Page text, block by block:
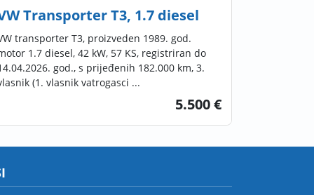
Transporter T3, 1.7 diesel
transporter T3, proizveden 1989. god.
1.7 diesel, 42 kW, 57 KS, registriran do
god., s prijeđenih 182.000 km, 3.
(1. vlasnik vatrogasci ...
5.500 €